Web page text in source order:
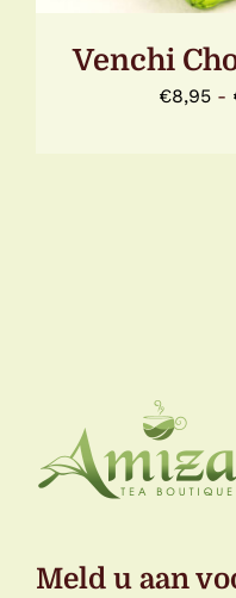
Venchi
€8,95 -
Meld u aan